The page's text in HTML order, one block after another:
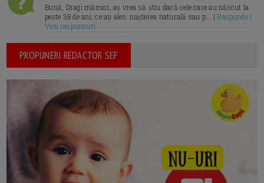
Bună, Dragi mămici, aș vrea să știu dacă cele care au născut la
peste 38 de ani, ce ați ales: nașterea naturală sau p... |Raspunde |
Vezi raspunsuri
PROPUNERI REDACTOR SEF